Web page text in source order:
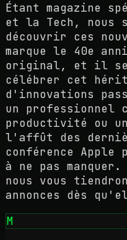
Étant magazine
et la Tech, nous
découvrir ces
marque le 40e
original, et il
célébrer cet
d'innovations
un professionnel
productivité ou
l'affût des
conférence Apple
à ne pas
nous vous
annonces dès
M